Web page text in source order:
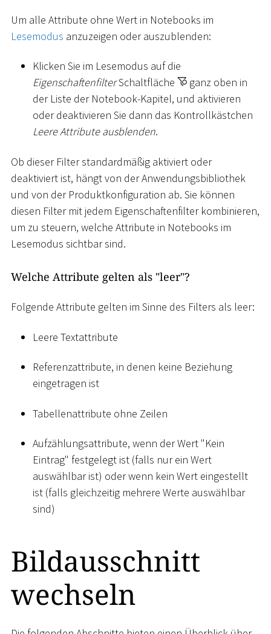
Um alle Attribute ohne Wert in Notebooks im
Lesemodus anzuzeigen oder auszublenden:
Klicken Sie im Lesemodus auf die
EigenschaftenfilterSchaltfläche
ganz oben in
der Liste der Notebook-Kapitel, und aktivieren
oder deaktivieren Sie dann das Kontrollkästchen
Leere Attribute ausblenden.
Ob dieser Filter standardmäßig aktiviert oder
deaktiviert ist, hängt von der Anwendungsbibliothek
und von der Produktkonfiguration ab. Sie können
diesen Filter mit jedem Eigenschaftenfilter kombinieren,
um zu steuern, welche Attribute in Notebooks im
Lesemodus sichtbar sind.
Welche Attribute gelten als "leer"?
Folgende Attribute gelten im Sinne des Filters als leer:
Leere Textattribute
Referenzattribute, in denen keine Beziehung
eingetragen ist
Tabellenattribute ohne Zeilen
Aufzählungsattribute, wenn der Wert "Kein
Eintrag" festgelegt ist (falls nur ein Wert
auswählbar ist) oder wenn kein Wert eingestellt
ist (falls gleichzeitig mehrere Werte auswählbar
sind)
Bildausschnitt
wechseln